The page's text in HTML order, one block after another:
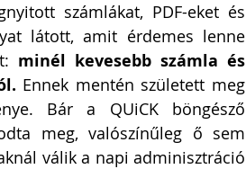
számlákat, PDF-eket és
látott, amit érdemes lenne
minél kevesebb számla és
Ennek mentén született meg
Bár a QUiCK böngésző
meg, valószínűleg ő sem
válik a napi adminisztráció